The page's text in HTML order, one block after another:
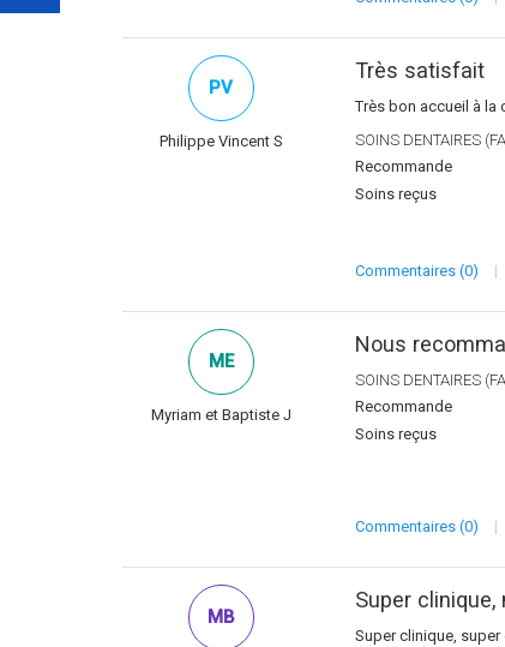
Très satisfait
Très bon accueil à la
SOINS DENTAIRES
Recommande
Soins reçus
PV
Philippe Vincent S
Commentaires (0) |
Nous
SOINS DENTAIRES
Recommande
Soins reçus
ME
Myriam et Baptiste J
Commentaires (0) |
Super
Super clinique,
MB